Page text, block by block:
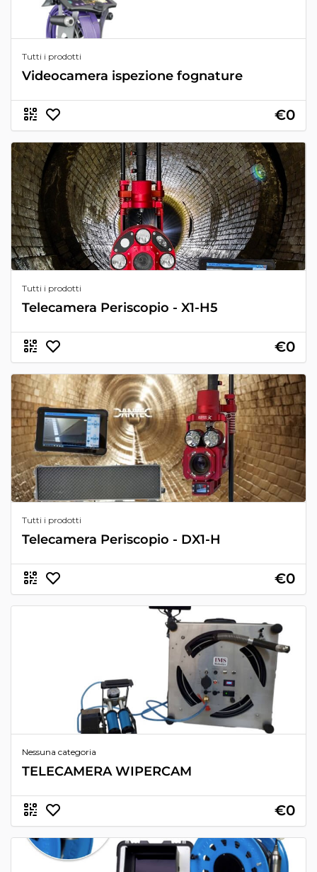
Tutti i prodotti
Videocamera ispezione fognature
€0
Tutti i prodotti
Telecamera Periscopio - X1-H5
€0
Tutti i prodotti
Telecamera Periscopio - DX1-H
€0
Nessuna categoria
TELECAMERA WIPERCAM
€0